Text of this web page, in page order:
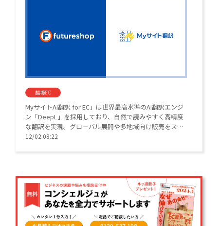
越境EC
MyサイトAI翻訳 for EC」は世界最高水準のAI翻訳エンジ
ン「DeepL」を採用しており、自然で読みやすく高精度
な翻訳を実現。グローバル展開や多地域向け販売をスピ
ーディに支援している。
12/02 08:22